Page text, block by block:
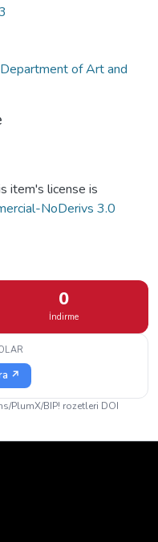
of Art and
item's license is
NoDerivs 3.0
0
İndirme
↗
PlumX/BIP! rozetleri DOI